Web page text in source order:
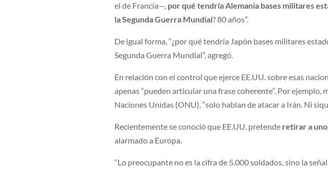
el de Francia—, por qué tendría Alemania bases militares
la Segunda Guerra Mundial? 80 años”.
De igual forma, “¿por qué tendría Japón bases militares
Segunda Guerra Mundial”, agregó.
En relación con el control que ejerce EE.UU. sobre esas
apenas “pueden articular una frase coherente”. Por ejemplo,
Naciones Unidas (ONU), “solo hablan de atacar a Irán. Ni
Recientemente se conoció que EE.UU. pretende retirar a
alarmado a Europa.
“Lo preocupante no es la cifra de 5.000 soldados, sino la